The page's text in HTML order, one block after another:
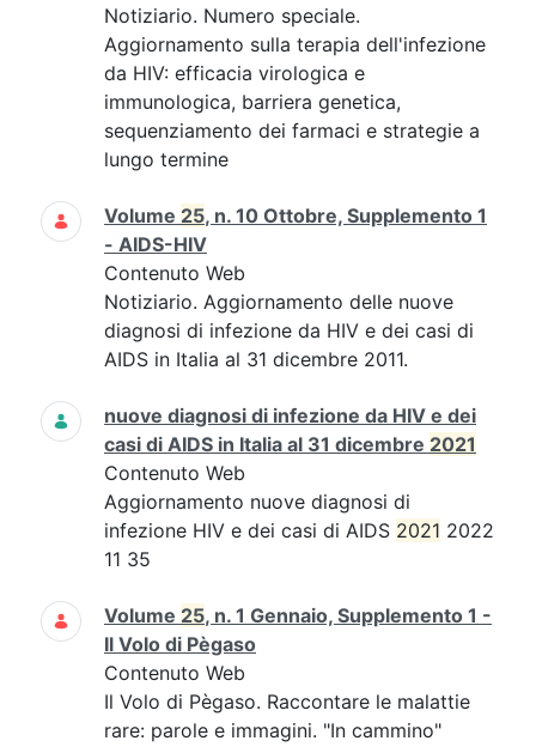
Notiziario. Numero speciale.
Aggiornamento sulla terapia dell'infezione
da HIV: efficacia virologica e
immunologica, barriera genetica,
sequenziamento dei farmaci e strategie a
lungo termine
Volume 25, n. 10 Ottobre, Supplemento 1
- AIDS-HIV
Contenuto Web
Notiziario. Aggiornamento delle nuove
diagnosi di infezione da HIV e dei casi di
AIDS in Italia al 31 dicembre 2011.
nuove diagnosi di infezione da HIV e dei
casi di AIDS in Italia al 31 dicembre 2021
Contenuto Web
Aggiornamento nuove diagnosi di
infezione HIV e dei casi di AIDS 2021 2022
11 35
Volume 25, n. 1 Gennaio, Supplemento 1 -
Il Volo di Pègaso
Contenuto Web
Il Volo di Pègaso. Raccontare le malattie
rare: parole e immagini. "In cammino"